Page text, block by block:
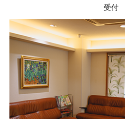
受付